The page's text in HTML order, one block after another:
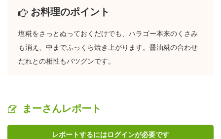
お料理のポイント
塩糀をさっとぬっておくだけでも、ハラゴー本来のくさみ
も消え、中までふっくら焼き上がります。醤油糀の合わせ
だれとの相性もバツグンです。
まーさんレポート
レポートするにはログインが必要です